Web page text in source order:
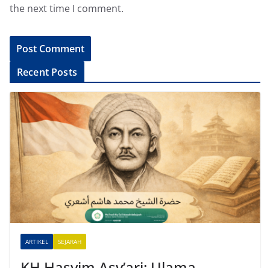
the next time I comment.
l
a
t
i
v
Recent Posts
ARTIKEL SEJARAH